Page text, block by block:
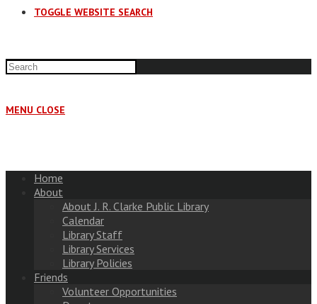
TOGGLE WEBSITE SEARCH
MENU CLOSE
Home
About
About J. R. Clarke Public Library
Calendar
Library Staff
Library Services
Library Policies
Friends
Volunteer Opportunities